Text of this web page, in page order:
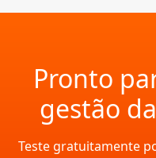
Pronto
gestão
Teste gratuitamente